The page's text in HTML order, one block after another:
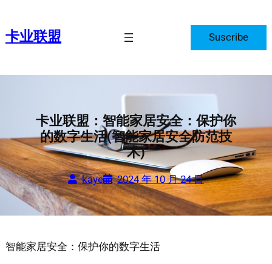
内卡业联盟 Suscribe
卡业联盟：智能家居安全：保护你
的数字生活(智能家居安全防范技
术)
kaye 2024 年 10 月 24 日
智能家居安全：保护你的数字生活